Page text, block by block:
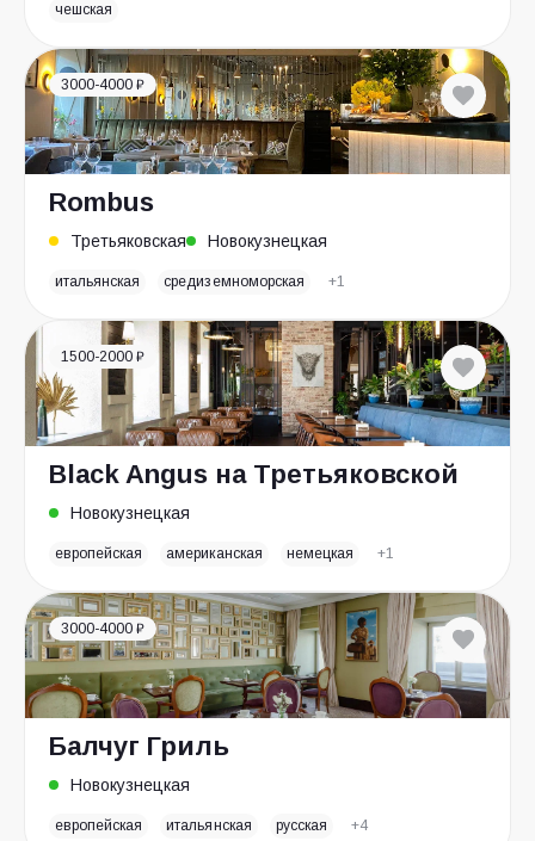
чешская
3000-4000 ₽
Rombus
Третьяковская Новокузнецкая
итальянская средиземноморская +1
1500-2000 ₽
Black Angus на Третьяковской
Новокузнецкая
европейская американская немецкая +1
3000-4000 ₽
Балчуг Гриль
Новокузнецкая
европейская итальянская русская +4